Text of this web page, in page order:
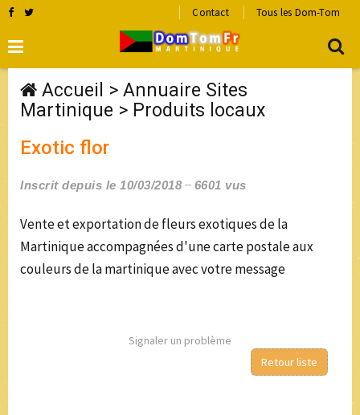
Contact Tous les Dom-Tom
Accueil > Annuaire Sites
Martinique > Produits locaux
Exotic flor
Inscrit depuis le 10/03/2018 6601 vus
Vente et exportation de fleurs exotiques de la
Martinique accompagnées d'une carte postale aux
couleurs de la martinique avec votre message
Signaler un problème
Retour liste